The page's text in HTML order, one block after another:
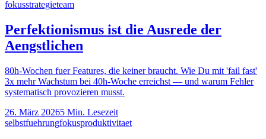
fokusstrategieteam
Perfektionismus ist die Ausrede der
Aengstlichen
80h-Wochen fuer Features, die keiner braucht. Wie Du mit 'fail fast'
3x mehr Wachstum bei 40h-Woche erreichst — und warum Fehler
systematisch provozieren musst.
26. März 20265 Min. Lesezeit
selbstfuehrungfokusproduktivitaet